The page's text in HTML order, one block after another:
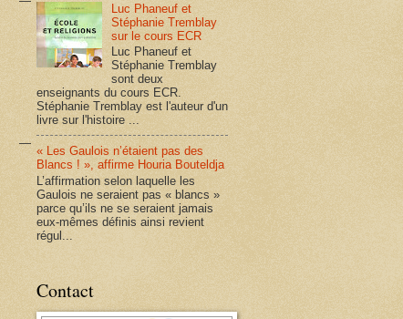
Luc Phaneuf et
Stéphanie Tremblay
sur le cours ECR
Luc Phaneuf et
Stéphanie Tremblay
sont deux
enseignants du cours ECR.
Stéphanie Tremblay est l'auteur d'un
livre sur l'histoire ...
« Les Gaulois n’étaient pas des
Blancs ! », affirme Houria Bouteldja
L’affirmation selon laquelle les
Gaulois ne seraient pas « blancs »
parce qu’ils ne se seraient jamais
eux-mêmes définis ainsi revient
régul...
Contact